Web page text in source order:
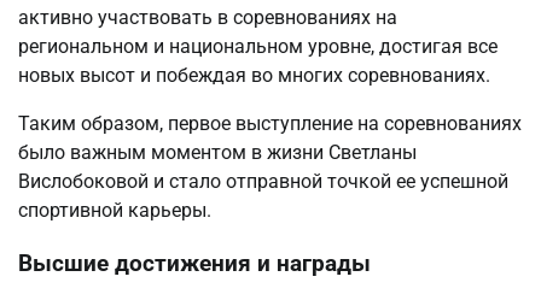
активно участвовать в соревнованиях на
региональном и национальном уровне, достигая все
новых высот и побеждая во многих соревнованиях.
Таким образом, первое выступление на соревнованиях
было важным моментом в жизни Светланы
Вислобоковой и стало отправной точкой ее успешной
спортивной карьеры.
Высшие достижения и награды